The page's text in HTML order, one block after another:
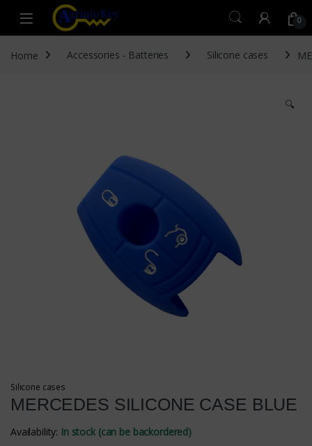
Skip to navigation
Skip to content
Open 0
Home Accessories - Batteries Silicone cases
🔍
Silicone cases
MERCEDES SILICONE CASE BLUE
Availability: In stock (can be backordered)